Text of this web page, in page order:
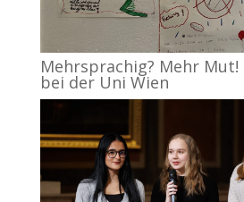
Mehrsprachig? Mehr
bei der Uni Wien